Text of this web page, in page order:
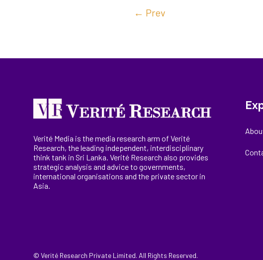
← Prev
Verité Media is the media research arm of Verité
Research, theleading independent, interdisciplinary
think tank in Sri Lanka. Verité Research also provides
strategic analysis and advice to governments,
internationalorganisations and the private sector in
Asia.
© Verité Research Private Limited. All Rights Reserved.